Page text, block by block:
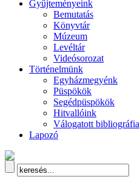
Gyűjteményeink
Bemutatás
Könyvtár
Múzeum
Levéltár
Videósorozat
Történelmünk
Egyházmegyénk
Püspökök
Segédpüspökök
Hitvallóink
Válogatott bibliográfia
Lapozó